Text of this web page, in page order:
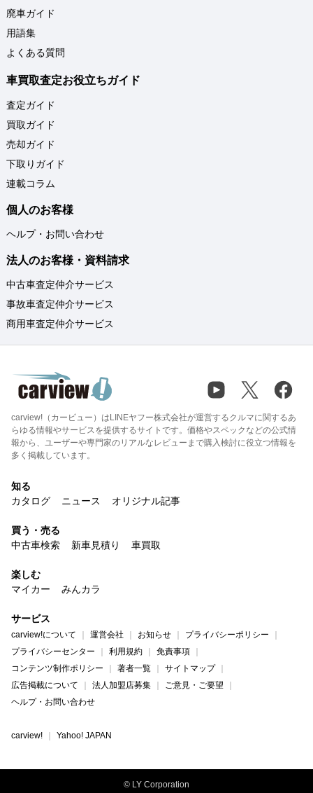
廃車ガイド
用語集
よくある質問
車買取査定お役立ちガイド
査定ガイド
買取ガイド
売却ガイド
下取りガイド
連載コラム
個人のお客様
ヘルプ・お問い合わせ
法人のお客様・資料請求
中古車査定仲介サービス
事故車査定仲介サービス
商用車査定仲介サービス
carview!（カービュー）はLINEヤフー株式会社が運営するクルマに関するあ
らゆる情報やサービスを提供するサイトです。価格やスペックなどの公式情
報から、ユーザーや専門家のリアルなレビューまで購入検討に役立つ情報を
多く掲載しています。
知る
カタログ
ニュース オリジナル記事
買う・売る
中古車検索
新車見積り 車買取
楽しむ
マイカー
みんカラ
サービス
carview!について 運営会社 お知らせ
プライバシーポリシー
プライバシーセンター
利用規約
免責事項
コンテンツ制作ポリシー
著者一覧
サイトマップ
広告掲載について
法人加盟店募集
ご意見・ご要望
ヘルプ・お問い合わせ
carview! Yahoo! JAPAN
© LY Corporation